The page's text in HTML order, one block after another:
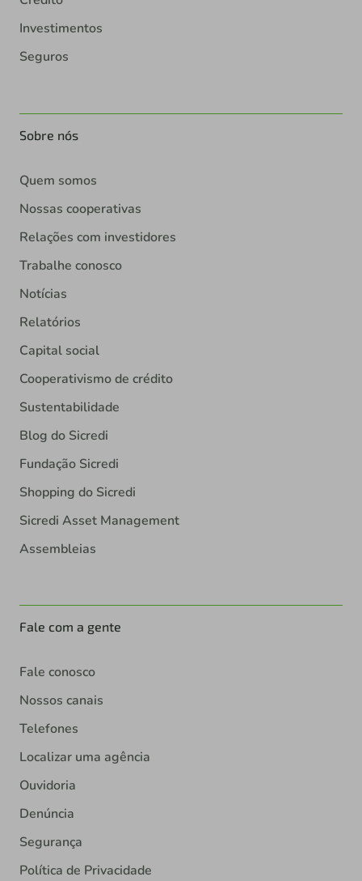
Investimentos
Seguros
Sobre nós
Quem somos
Nossas cooperativas
Relações com investidores
Trabalhe conosco
Notícias
Relatórios
Capital social
Cooperativismo de crédito
Sustentabilidade
Blog do Sicredi
Fundação Sicredi
Shopping do Sicredi
Sicredi Asset Management
Assembleias
Fale com a gente
Fale conosco
Nossos canais
Telefones
Localizar uma agência
Ouvidoria
Denúncia
Segurança
Política de Privacidade